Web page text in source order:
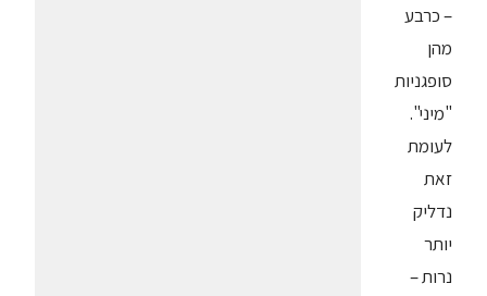
– כרבע
מהן
סופגניות
"מיני".
לעומת
זאת
נדליק
יותר
נרות –